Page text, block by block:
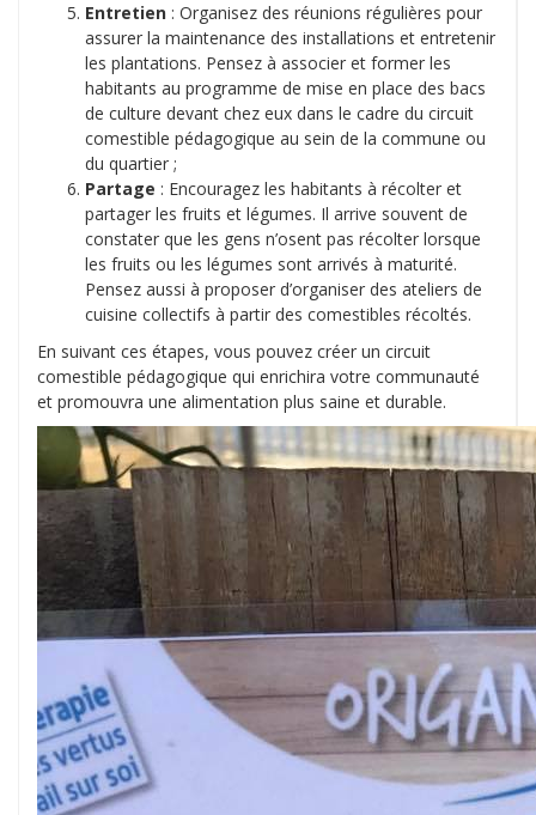
Entretien : Organisez des réunions régulières pour
assurer la maintenance des installations et entretenir
les plantations. Pensez à associer et former les
habitants au programme de mise en place des bacs
de culture devant chez eux dans le cadre du circuit
comestible pédagogique au sein de la commune ou
du quartier ;
Partage : Encouragez les habitants à récolter et
partager les fruits et légumes. Il arrive souvent de
constater que les gens n’osent pas récolter lorsque
les fruits ou les légumes sont arrivés à maturité.
Pensez aussi à proposer d’organiser des ateliers de
cuisine collectifs à partir des comestibles récoltés.
En suivant ces étapes, vous pouvez créer un circuit
comestible pédagogique qui enrichira votre communauté
et promouvra une alimentation plus saine et durable.